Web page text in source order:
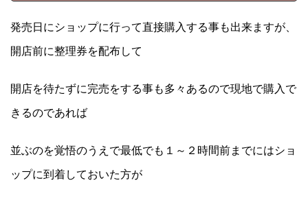
発売日にショップに行って直接購入する事も出来ますが、
開店前に整理券を配布して
開店を待たずに完売をする事も多々あるので現地で購入で
きるのであれば
並ぶのを覚悟のうえで最低でも１～２時間前までにはショ
ップに到着しておいた方が